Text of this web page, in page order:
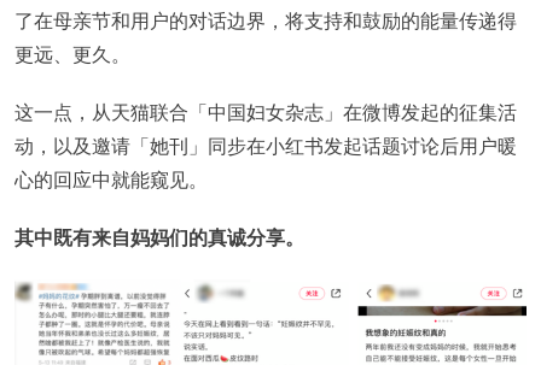
了在母亲节和用户的对话边界，将支持和鼓励的能量传递得
更远、更久。
这一点，从天猫联合「中国妇女杂志」在微博发起的征集活
动，以及邀请「她刊」同步在小红书发起话题讨论后用户暖
心的回应中就能窥见。
其中既有来自妈妈们的真诚分享。